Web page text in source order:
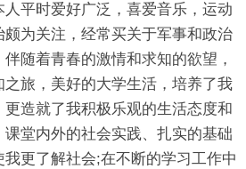
平时爱好广泛，喜爱音乐，运动
为关注，经常买关于军事和政治
随着青春的激情和求知的欲望，
旅，美好的大学生活，培养了我
造就了我积极乐观的生活态度和
堂内外的社会实践、扎实的基础
更了解社会;在不断的学习工作中